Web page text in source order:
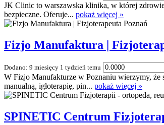
JK Clinic to warszawska klinika, w której
bezpieczne. Oferuje... pokaż więcej »
Fizjo Manufaktura |
Dodano: 9 miesięcy 1 tydzień temu
W Fizjo Manufakturze w Poznaniu wierzymy, że
manualną, igłoterapię, pin... pokaż więcej »
SPINETIC Centrum